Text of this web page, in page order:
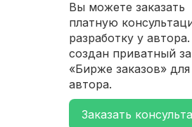
Вы можете заказать
платную
разработку у
создан приватный
«Бирже заказов» для
автора.
Заказать